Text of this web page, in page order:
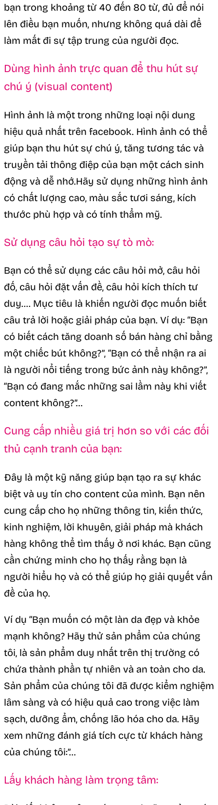
bạn trong khoảng từ 40 đến 80 từ, đủ để nói
lên điều bạn muốn, nhưng không quá dài để
làm mất đi sự tập trung của người đọc.
Dùng hình ảnh trực quan để thu hút sự
chú ý (visual content)
Hình ảnh là một trong những loại nội dung
hiệu quả nhất trên facebook. Hình ảnh có thể
giúp bạn thu hút sự chú ý, tăng tương tác và
truyền tải thông điệp của bạn một cách sinh
động và dễ nhớ.Hãy sử dụng những hình ảnh
có chất lượng cao, màu sắc tươi sáng, kích
thước phù hợp và có tính thẩm mỹ.
Sử dụng câu hỏi tạo sự tò mò:
Bạn có thể sử dụng các câu hỏi mở, câu hỏi
đố, câu hỏi đặt vấn đề, câu hỏi kích thích tư
duy…. Mục tiêu là khiến người đọc muốn biết
câu trả lời hoặc giải pháp của bạn. Ví dụ: “Bạn
có biết cách tăng doanh số bán hàng chỉ bằng
một chiếc bút không?”, “Bạn có thể nhận ra ai
là người nổi tiếng trong bức ảnh này không?”,
“Bạn có đang mắc những sai lầm này khi viết
content không?”…
Cung cấp nhiều giá trị hơn so với các đối
thủ cạnh tranh của bạn:
Đây là một kỹ năng giúp bạn tạo ra sự khác
biệt và uy tín cho content của mình. Bạn nên
cung cấp cho họ những thông tin, kiến thức,
kinh nghiệm, lời khuyên, giải pháp mà khách
hàng không thể tìm thấy ở nơi khác. Bạn cũng
cần chứng minh cho họ thấy rằng bạn là
người hiểu họ và có thể giúp họ giải quyết vấn
đề của họ.
Ví dụ “Bạn muốn có một làn da đẹp và khỏe
mạnh không? Hãy thử sản phẩm của chúng
tôi, là sản phẩm duy nhất trên thị trường có
chứa thành phần tự nhiên và an toàn cho da.
Sản phẩm của chúng tôi đã được kiểm nghiệm
lâm sàng và có hiệu quả cao trong việc làm
sạch, dưỡng ẩm, chống lão hóa cho da. Hãy
xem những đánh giá tích cực từ khách hàng
của chúng tôi:”…
Lấy khách hàng làm trọng tâm: